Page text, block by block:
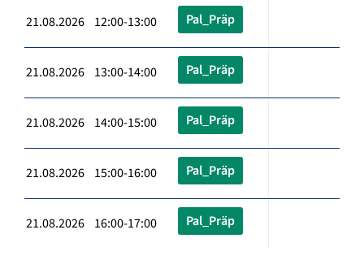
21.08.2026 12:00-13:00 Pal_Präp
21.08.2026 13:00-14:00 Pal_Präp
21.08.2026 14:00-15:00 Pal_Präp
21.08.2026 15:00-16:00 Pal_Präp
21.08.2026 16:00-17:00 Pal_Präp